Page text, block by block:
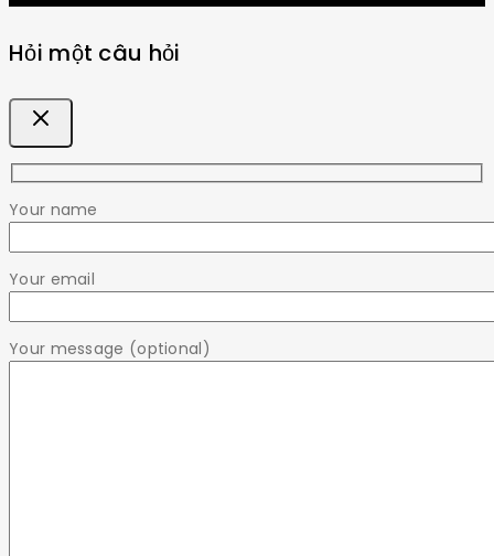
Hỏi một câu hỏi
Your name
Your email
Your message (optional)